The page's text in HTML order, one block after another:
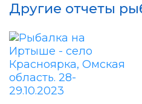
Другие отчеты